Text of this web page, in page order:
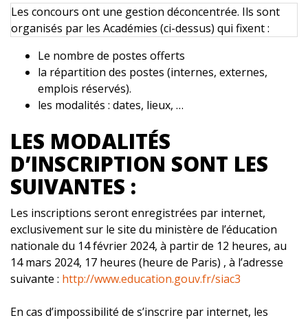
Les concours ont une gestion déconcentrée. Ils sont
organisés par les Académies (ci-dessus) qui fixent :
Le nombre de postes offerts
la répartition des postes (internes, externes,
emplois réservés).
les modalités : dates, lieux, …
LES MODALITÉS
D’INSCRIPTION SONT LES
SUIVANTES :
Les inscriptions seront enregistrées par internet,
exclusivement sur le site du ministère de l’éducation
nationale du 14 février 2024, à partir de 12 heures, au
14 mars 2024, 17 heures (heure de Paris) , à l’adresse
suivante : http://www.education.gouv.fr/siac3
En cas d’impossibilité de s’inscrire par internet, les